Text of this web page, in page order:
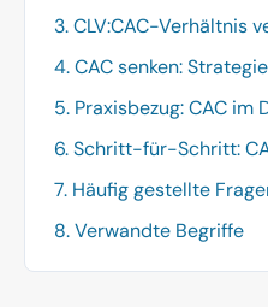
3. CLV:CAC-Verhältnis
4. CAC senken:
5. Praxisbezug: CAC im
6. Schritt-für-Schritt:
7. Häufig gestellte
8. Verwandte Begriffe